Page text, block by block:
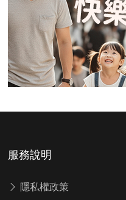
服務說明
隱私權政策